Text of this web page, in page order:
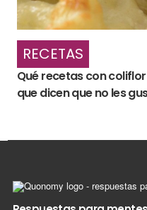
RECETAS
Qué recetas con
que dicen que no les